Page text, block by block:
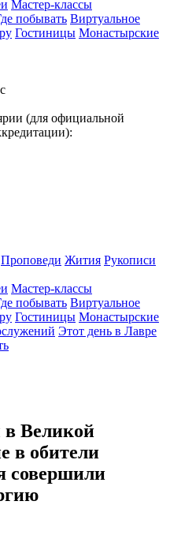
Мастер-классы
побывать Виртуальное
Гостиницы Монастырские
(для официальной
Проповеди Жития Рукописи
Мастер-классы
побывать Виртуальное
Гостиницы Монастырские
Этот день в Лавре
в Великой
в обители
совершили